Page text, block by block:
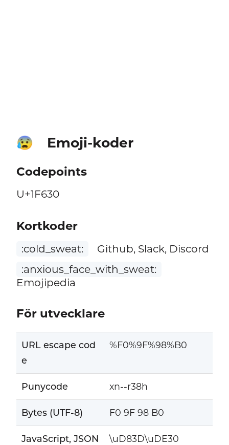
😰 Emoji-koder
Codepoints
U+1F630
Kortkoder
:cold_sweat:
Github, Slack, Discord
:anxious_face_with_sweat:
Emojipedia
För utvecklare
URL escape cod
e
%F0%9F%98%B0
Punycode xn--r38h
Bytes (UTF-8) F0 9F 98 B0
JavaScript, JSON
\uD83D\uDE30